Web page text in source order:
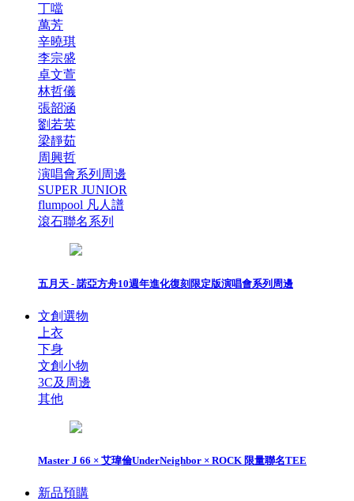
丁噹
萬芳
辛曉琪
李宗盛
卓文萱
林哲儀
張韶涵
劉若英
梁靜茹
周興哲
演唱會系列周邊
SUPER JUNIOR
flumpool 凡人譜
滾石聯名系列
五月天 - 諾亞方舟10週年進化復刻限定版演唱會系列周邊
文創選物
上衣
下身
文創小物
3C及周邊
其他
Master J 66 × 艾瑋倫UnderNeighbor × ROCK 限量聯名TEE
新品預購